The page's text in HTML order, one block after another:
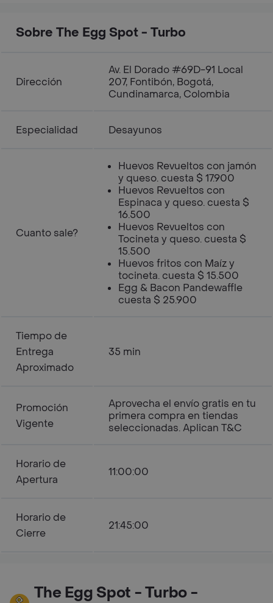
Sobre The Egg Spot - Turbo
Dirección
Av. El Dorado #69D-91 Local
207, Fontibón, Bogotá,
Cundinamarca, Colombia
Especialidad Desayunos
Cuanto sale?
Huevos Revueltos con jamón
y queso. cuesta $ 17.900
Huevos Revueltos con
Espinaca y queso. cuesta $
16.500
Huevos Revueltos con
Tocineta y queso. cuesta $
15.500
Huevos fritos con Maíz y
tocineta. cuesta $ 15.500
Egg & Bacon Pandewaffle
cuesta $ 25.900
Tiempo de
Entrega
Aproximado
35 min
Promoción
Vigente
Aprovecha el envío gratis en tu
primera compra en tiendas
seleccionadas. Aplican T&C
Horario de
Apertura
11:00:00
Horario de
Cierre
21:45:00
The Egg Spot - Turbo -